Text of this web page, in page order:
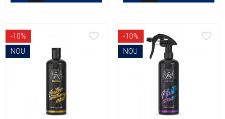
-10%
NOU
-10%
NOU